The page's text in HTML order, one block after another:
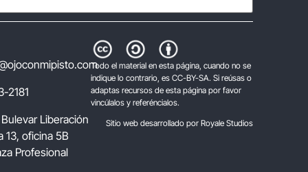
2181
Liberación
13, oficina 5B
Profesional
Todo el material en esta página, cuando no se
indique lo contrario, es CC-BY-SA. Si reúsas o
adaptas recursos de esta página por favor
vincúlalos y referéncialos.
Sitio web desarrollado por Royale Studios